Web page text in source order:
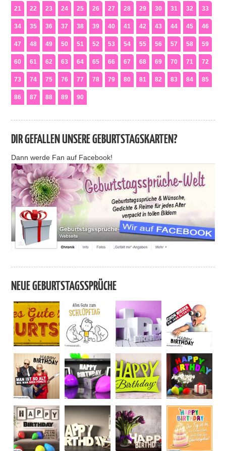
21 22 23 24 25 26 27 28 29 30 31 32 33
34 35 36 37 38 39 40 41 42 43 44 45 46
47 48 49 50 51 52 53 54 55 56 57 58 59
60 61 62 63 64 65 66 67 68 69 70 71 72
73 74 75 76 77 78 79 80 81 82 83 84 85
86 87 88 89 90
DIR GEFALLEN UNSERE GEBURTSTAGSKARTEN?
Dann werde Fan auf Facebook!
NEUE GEBURTSTAGSSPRÜCHE